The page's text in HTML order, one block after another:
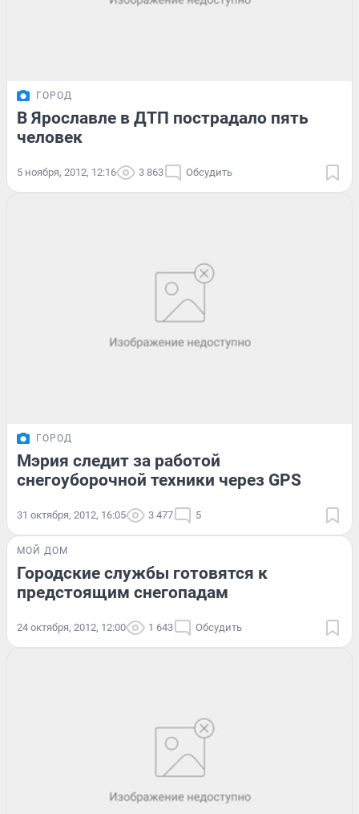
ГОРОД
В Ярославле в ДТП пострадало пять
человек
5 ноября, 2012, 12:16 3 863 Обсудить
ГОРОД
Мэрия следит за работой
снегоуборочной техники через GPS
31 октября, 2012, 16:05 3 477 5
МОЙ ДОМ
Городские службы готовятся к
предстоящим снегопадам
24 октября, 2012, 12:00 1 643 Обсудить